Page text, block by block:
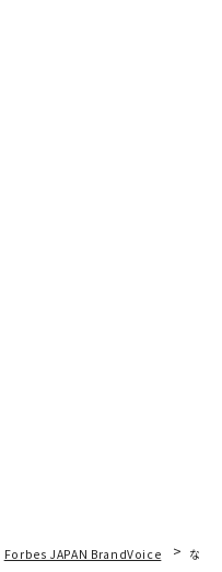
Forbes JAPAN BrandVoice なぜ